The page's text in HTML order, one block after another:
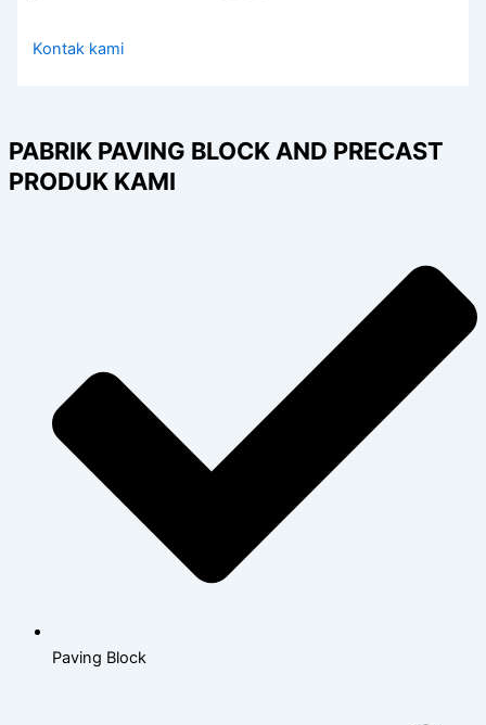
Kontak kami
PABRIK PAVING BLOCK AND PRECAST
PRODUK KAMI
Paving Block